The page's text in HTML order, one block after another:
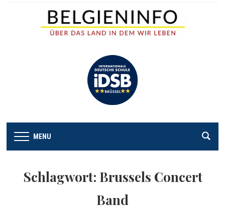
MENU
Schlagwort: Brussels Concert
Band